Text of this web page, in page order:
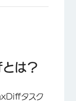
は？
タスク